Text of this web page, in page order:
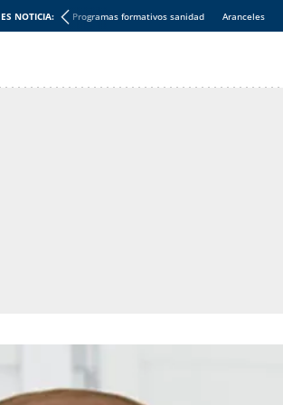
ES NOTICIA: Programas formativos sanidad Aranceles